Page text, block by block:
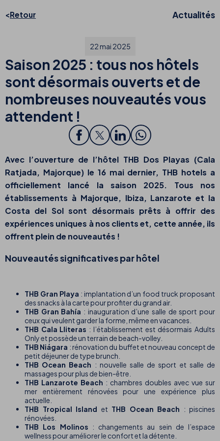
Retour Actualités
22 mai 2025
Saison 2025 : tous nos hôtels
sont désormais ouverts et de
nombreuses nouveautés vous
attendent !
Avec l’ouverture de l’hôtel THB Dos Playas (Cala
Ratjada, Majorque) le 16 maidernier, THB hotels a
officiellement lancé la saison 2025. Tous nos
établissements à Majorque, Ibiza, Lanzarote et la
Costa del Solsont désormais prêts à offrir des
expériences uniques à nos clients et, cette année, ils
offrent plein de nouveautés !
Nouveautés significatives par hôtel
THB Gran Playa : implantation d’un food truck proposant
des snacks à la carte pour profiter du grand air.
THB Gran Bahía : inauguration d’une salle de sport pour
ceux qui veulent garder la forme, même en vacances.
THB Cala Lliteras : l’établissement est désormais Adults
Only et possède un terrain de beach-volley.
THB Niágara : rénovation du buffet et nouveau concept de
petit déjeuner de type brunch.
THB Ocean Beach : nouvelle salle de sport et salle de
massages pour plus de bien-être.
THB Lanzarote Beach : chambres doubles avec vue sur
mer entièrement rénovées pour une expérience plus
actuelle.
THB Tropical Island et THB Ocean Beach : piscines
rénovées.
THB Los Molinos : changements au sein de l’espace
wellness pour améliorer le confort et la détente.